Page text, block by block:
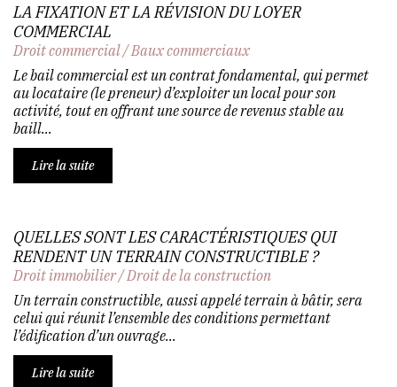
LA FIXATION ET LA RÉVISION DU LOYER
COMMERCIAL
Droit commercial/Baux commerciaux
Le bail commercial est un contrat fondamental, qui permet
au locataire (le preneur) d’exploiter un local pour son
activité, tout en offrant une source de revenus stable au
baill...
Lire la suite
QUELLES SONT LES CARACTÉRISTIQUES QUI
RENDENT UN TERRAIN CONSTRUCTIBLE ?
Droit immobilier/Droit de la construction
Un terrain constructible, aussi appelé terrain à bâtir, sera
celui qui réunit l’ensemble des conditions permettant
l’édification d’un ouvrage...
Lire la suite